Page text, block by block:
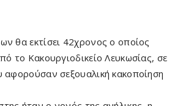
θα εκτίσει 42χρονος ο οποίος
το Κακουργιοδικείο Λευκωσίας, σε
αφορούσαν σεξουαλική κακοποίηση